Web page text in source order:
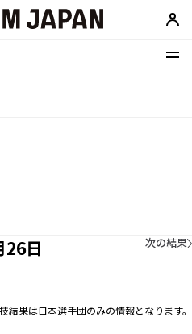
26日 次の結果
結果は日本選手団のみの情報となります。